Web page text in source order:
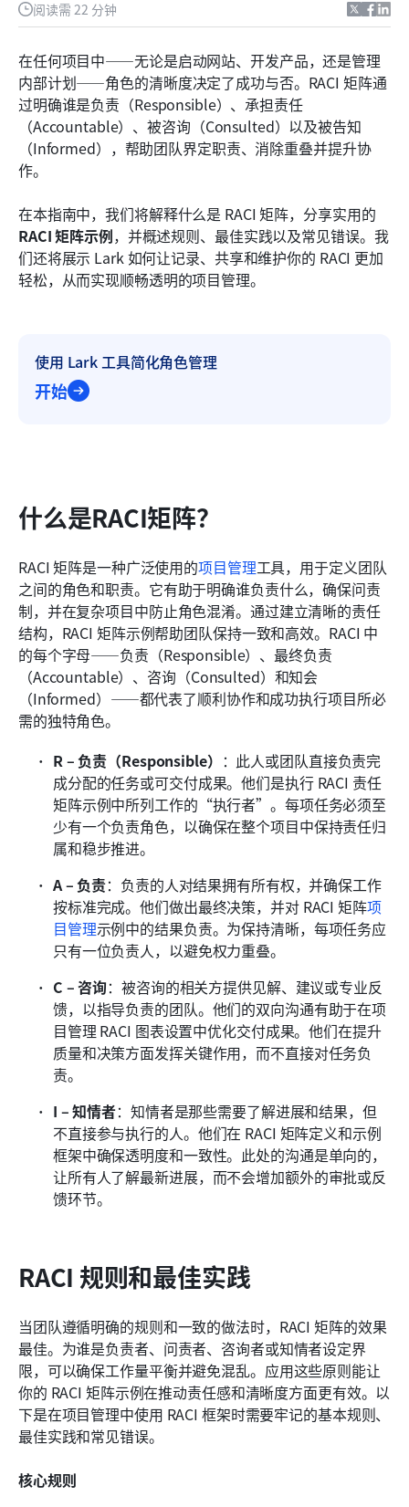
阅读需 22 分钟
在任何项目中——无论是启动网站、开发产品，还是管理
内部计划——角色的清晰度决定了成功与否。RACI 矩阵通
过明确谁是负责（Responsible）、承担责任
（Accountable）、被咨询（Consulted）以及被告知
（Informed），帮助团队界定职责、消除重叠并提升协
作。
在本指南中，我们将解释什么是 RACI 矩阵，分享实用的
RACI 矩阵示例，并概述规则、最佳实践以及常见错误。我
们还将展示 Lark 如何让记录、共享和维护你的 RACI 更加
轻松，从而实现顺畅透明的项目管理。
使用 Lark 工具简化角色管理
开始
什么是RACI矩阵？
RACI 矩阵是一种广泛使用的项目管理工具，用于定义团队
之间的角色和职责。它有助于明确谁负责什么，确保问责
制，并在复杂项目中防止角色混淆。通过建立清晰的责任
结构，RACI 矩阵示例帮助团队保持一致和高效。RACI 中
的每个字母——负责（Responsible）、最终负责
（Accountable）、咨询（Consulted）和知会
（Informed）——都代表了顺利协作和成功执行项目所必
需的独特角色。
R – 负责（Responsible） ：此人或团队直接负责完
成分配的任务或可交付成果。他们是执行 RACI 责任
矩阵示例中所列工作的“执行者”。每项任务必须至
少有一个负责角色，以确保在整个项目中保持责任归
属和稳步推进。
A – 负责：负责的人对结果拥有所有权，并确保工作
按标准完成。他们做出最终决策，并对 RACI 矩阵项
目管理示例中的结果负责。为保持清晰，每项任务应
只有一位负责人，以避免权力重叠。
C – 咨询：被咨询的相关方提供见解、建议或专业反
馈，以指导负责的团队。他们的双向沟通有助于在项
目管理 RACI 图表设置中优化交付成果。他们在提升
质量和决策方面发挥关键作用，而不直接对任务负
责。
I – 知情者：知情者是那些需要了解进展和结果，但
不直接参与执行的人。他们在 RACI 矩阵定义和示例
框架中确保透明度和一致性。此处的沟通是单向的，
让所有人了解最新进展，而不会增加额外的审批或反
馈环节。
RACI 规则和最佳实践
当团队遵循明确的规则和一致的做法时，RACI 矩阵的效果
最佳。为谁是负责者、问责者、咨询者或知情者设定界
限，可以确保工作量平衡并避免混乱。应用这些原则能让
你的 RACI 矩阵示例在推动责任感和清晰度方面更有效。以
下是在项目管理中使用 RACI 框架时需要牢记的基本规则、
最佳实践和常见错误。
核心规则
RACI 规则和最佳实践
RACI矩阵示例
为什么RACI在项目管理中很重要
自己练习：使用 Lark 将 RACI 付诸实践
如何创建和管理RACI矩阵
结论
常见问题
相关阅读